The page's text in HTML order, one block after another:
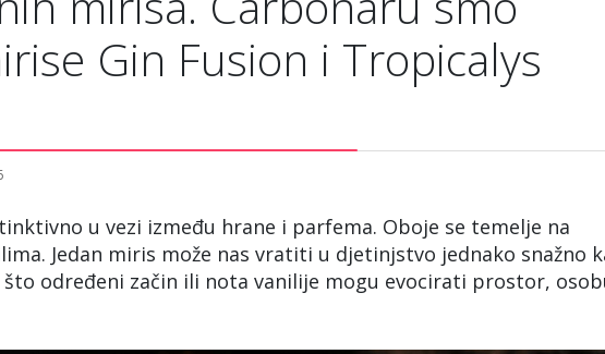
Gin Fusion i Tropicalys
u vezi između hrane i parfema. Oboje se temelje na
Jedan miris može nas vratiti u djetinjstvo jednako snažno
što određeni začin ili nota vanilije mogu evocirati prostor,